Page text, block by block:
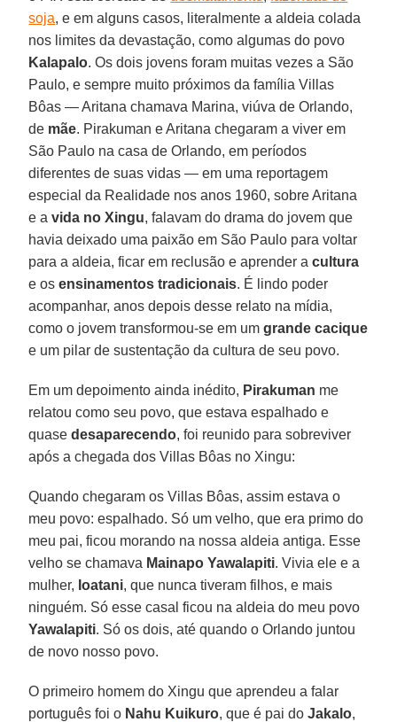
soja, e em alguns casos, literalmente a aldeia colada
nos limites da devastação, como algumas do povo
Kalapalo. Os dois jovens foram muitas vezes a São
Paulo, e sempre muito próximos da família Villas
Bôas — Aritana chamava Marina, viúva de Orlando,
de mãe. Pirakuman e Aritana chegaram a viver em
São Paulo na casa de Orlando, em períodos
diferentes de suas vidas — em uma reportagem
especial da Realidade nos anos 1960, sobre Aritana
e a vida no Xingu, falavam do drama do jovem que
havia deixado uma paixão em São Paulo para voltar
para a aldeia, ficar em reclusão e aprender acultura
e osensinamentos tradicionais. É lindo poder
acompanhar, anos depois desse relato na mídia,
como o jovem transformou-se em umgrande cacique
e um pilar de sustentação da cultura de seu povo.
Em um depoimento ainda inédito, Pirakuman me
relatou como seu povo, que estava espalhado e
quasedesaparecendo, foi reunido para sobreviver
após a chegada dos Villas Bôas no Xingu:
Quando chegaram os Villas Bôas, assim estava o
meu povo: espalhado. Só um velho, que era primo do
meu pai, ficou morando na nossa aldeia antiga. Esse
velho se chamava Mainapo Yawalapiti. Vivia ele e a
mulher, Ioatani, que nunca tiveram filhos, e mais
ninguém. Só esse casal ficou na aldeia do meu povo
Yawalapiti. Só os dois, até quando o Orlando juntou
de novo nosso povo.
O primeiro homem do Xingu que aprendeu a falar
português foi o Nahu Kuikuro, que é pai doJakalo,